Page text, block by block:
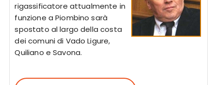
rigassificatore attualmente in
funzione a Piombino sarà
spostato al largo della costa
dei comuni di Vado Ligure,
Quiliano e Savona.